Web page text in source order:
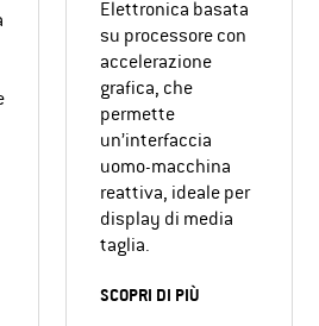
Elettronica basata
su processore con
accelerazione
grafica, che
permette
un’interfaccia
uomo-macchina
reattiva, ideale per
display di media
taglia.
SCOPRI DI PIÙ